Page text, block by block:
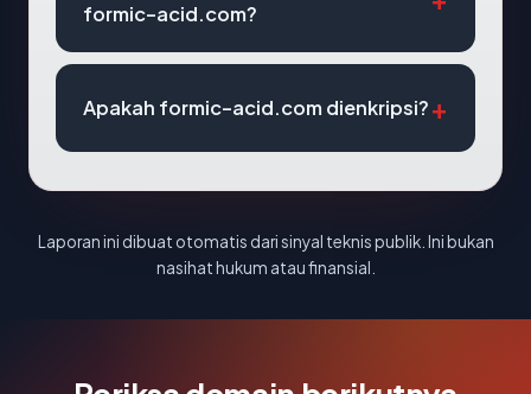
formic-acid.com?
Apakah formic-acid.com dienkripsi?
Laporan ini dibuat otomatis dari sinyal teknis publik. Ini bukan
nasihat hukum atau finansial.